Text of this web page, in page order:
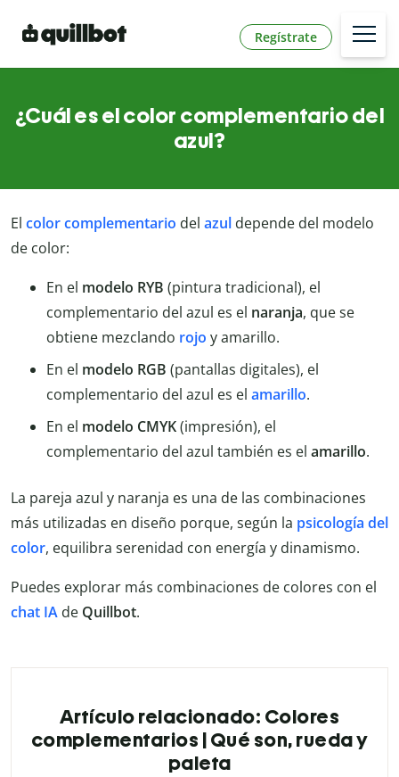
Regístrate
¿Cuál es el color complementario del
azul?
El color complementario del azul depende del modelo
de color:
En el modelo RYB (pintura tradicional), el
complementario del azul es el naranja, que se
obtiene mezclando rojo y amarillo.
En el modelo RGB (pantallas digitales), el
complementario del azul es el amarillo.
En el modelo CMYK(impresión), el
complementario del azul también es el amarillo.
La pareja azul y naranja es una de las combinaciones
más utilizadas en diseño porque, según la psicología del
color, equilibra serenidad con energía y dinamismo.
Puedes explorar más combinaciones de colores con el
chat IA de Quillbot.
Artículo relacionado: Colores
complementarios | Qué son, rueda y
paleta